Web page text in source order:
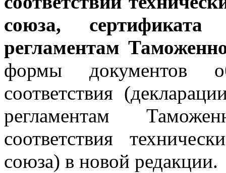
союза, сертификата
регламентам
формы документов
соответствия
регламентам
соответствия
союза) в новой редакции.